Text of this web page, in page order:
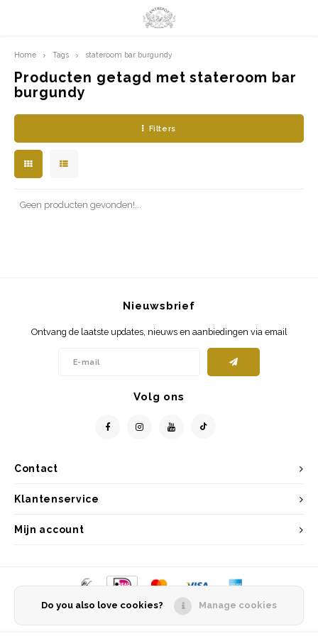
Hoofdmenu / limited prints
LIMITED PRINTS
AMSTERDAM
CLASSIC LADIES
Hoofdmenu
Taal
English
Home Tags stateroom bar burgundy
Producten getagd met stateroom bar
burgundy
Filters
Geen producten gevonden!...
Contact
Nieuwsbrief
Ontvang de laatste updates, nieuws en aanbiedingen via email
Volg ons
Klantenservice
Mijn account
© Copyright 2026 Entrepôt Holland - Powered byLightspeed- Theme by
Do you also love cookies? Manage cookies